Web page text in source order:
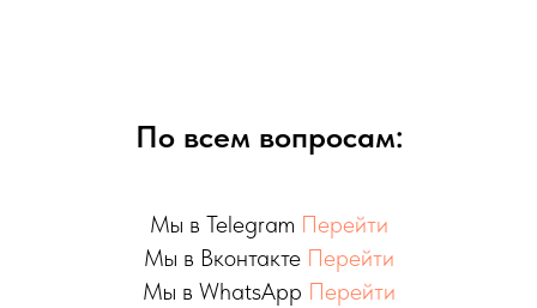
По всем вопросам:
Мы в Telegram Перейти
Мы в Вконтакте Перейти
Мы в WhatsApp Перейти